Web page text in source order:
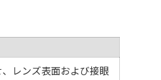
レンズ表面および接眼